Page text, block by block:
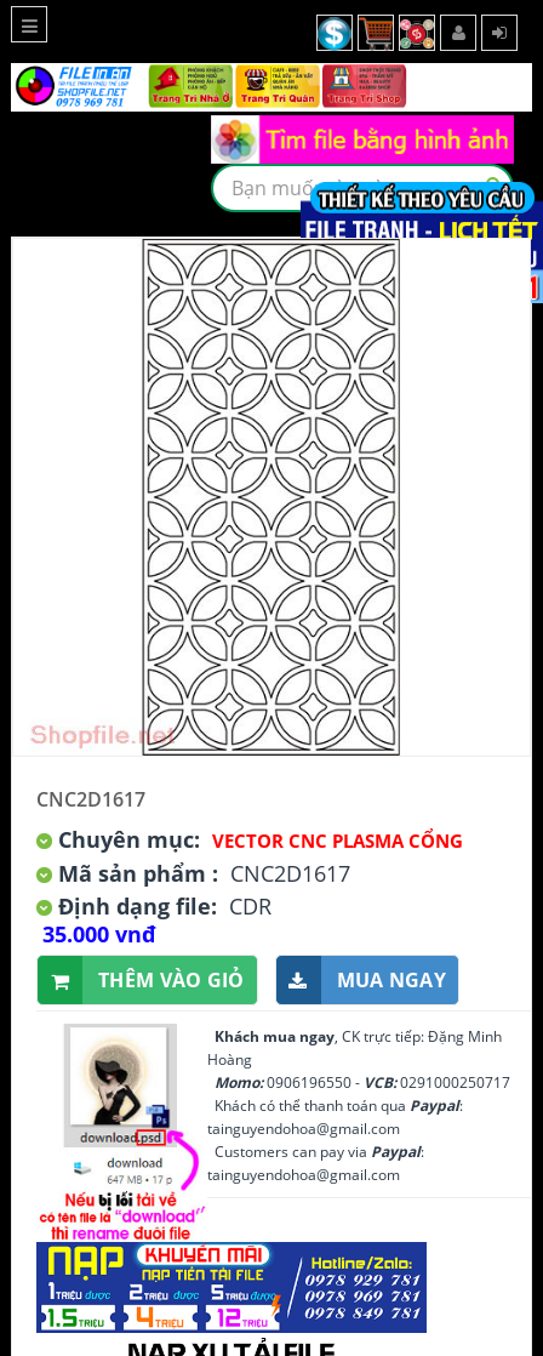
CNC2D1617
Chuyên mục: VECTOR CNC PLASMA CỔNG
Mã sản phẩm : CNC2D1617
Định dạng file: CDR
35.000 vnđ
THÊM VÀO GIỎ MUA NGAY
Khách mua ngay, CK trực tiếp: Đặng Minh
Hoàng
Momo:0906196550 - VCB:0291000250717
Khách có thể thanh toán qua Paypal:
tainguyendohoa@gmail.com
Customers can pay via Paypal:
tainguyendohoa@gmail.com